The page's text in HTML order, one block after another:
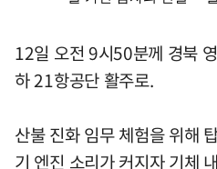
12일 오전 9시50분께 경북
하 21항공단 활주로.
산불 진화 임무 체험을 위해
기 엔진 소리가 커지자 기체